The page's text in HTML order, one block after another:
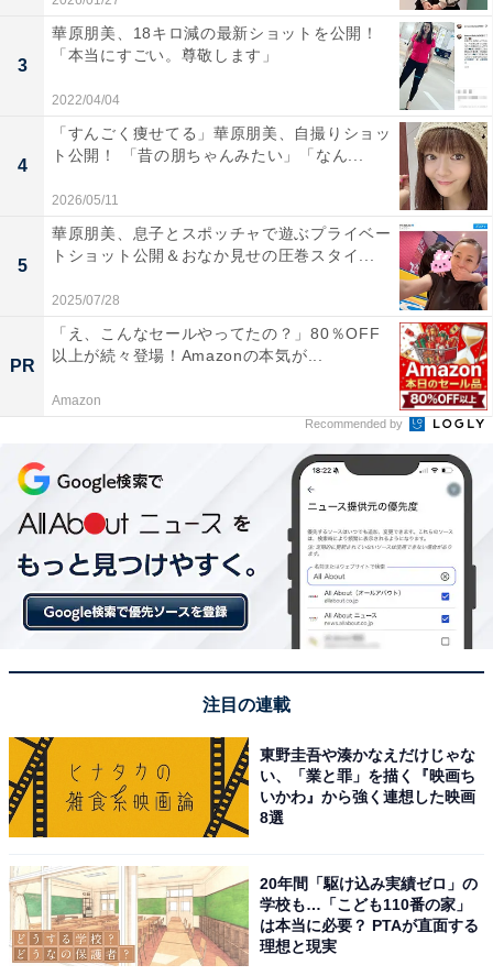
3
華原朋美、18キロ減の最新ショットを公開！
「本当にすごい。尊敬します」
2022/04/04
4
「すんごく痩せてる」華原朋美、自撮りショッ
ト公開！ 「昔の朋ちゃんみたい」「なん...
2026/05/11
5
華原朋美、息子とスポッチャで遊ぶプライベー
トショット公開＆おなか見せの圧巻スタイ...
2025/07/28
PR
「え、こんなセールやってたの？」80％OFF
以上が続々登場！Amazonの本気が...
Amazon
Recommended by
注目の連載
東野圭吾や湊かなえだけじゃな
い、「業と罪」を描く『映画ち
いかわ』から強く連想した映画
8選
20年間「駆け込み実績ゼロ」の
学校も…「こども110番の家」
は本当に必要？ PTAが直面する
理想と現実